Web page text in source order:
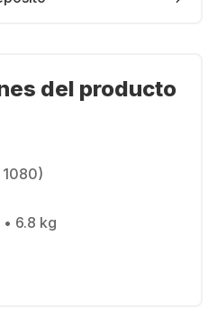
del producto
1080)
6.8 kg